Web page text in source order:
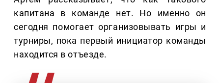
капитана в команде нет. Но именно он
сегодня помогает организовывать игры и
турниры, пока первый инициатор команды
находится в отъезде.